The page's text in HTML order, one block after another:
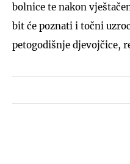
bolnice te nakon
bit će poznati i točni
petogodišnje djevojčice,